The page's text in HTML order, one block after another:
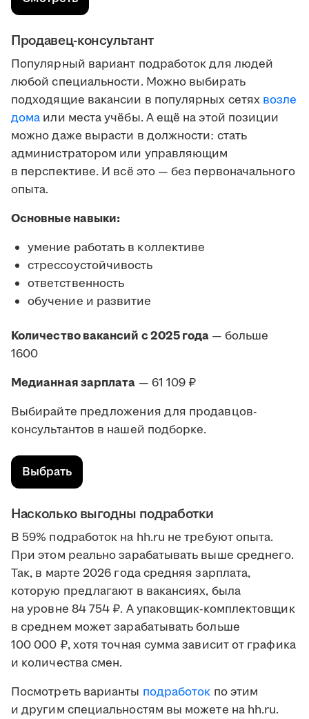
Продавец-консультант
Популярный вариант подработок для людей
любой специальности. Можно выбирать
подходящие вакансии в популярных сетях возле
дома или места учёбы. А ещё на этой позиции
можно даже вырасти в должности: стать
администратором или управляющим
в перспективе. И всё это — без первоначального
опыта.
Основные навыки:
умение работать в коллективе
стрессоустойчивость
ответственность
обучение и развитие
Количество вакансий с 2025 года — больше
1600
Медианная зарплата — 61 109 ₽
Выбирайте предложения для продавцов-
консультантов в нашей подборке.
Выбрать
Насколько выгодны подработки
В 59% подработок на hh.ru не требуют опыта.
При этом реально зарабатывать выше среднего.
Так, в марте 2026 года средняя зарплата,
которую предлагают в вакансиях, была
на уровне 84 754 ₽. А упаковщик-комплектовщик
в среднем может зарабатывать больше
100 000 ₽, хотя точная сумма зависит от графика
и количества смен.
Посмотреть варианты подработок по этим
и другим специальностям вы можете на hh.ru.